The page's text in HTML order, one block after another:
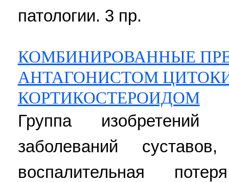
патологии. 3 пр.
КОМБИНИРОВАННЫЕ
АНТАГОНИСТОМ
КОРТИКОСТЕРОИДОМ
Группа
заболеваний
воспалительная